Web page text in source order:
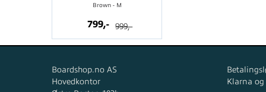
Brown - M
799,- 999,-
Boardshop.no AS
Hovedkontor
Klarna og